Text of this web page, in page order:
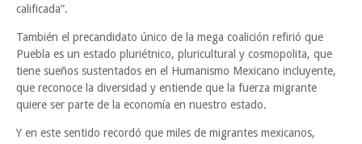
calificada”.
También el precandidato único de la mega coalición refirió que
Puebla es un estado pluriétnico, pluricultural y cosmopolita, que
tiene sueños sustentados en el Humanismo Mexicano incluyente,
que reconoce la diversidad y entiende que la fuerza migrante
quiere ser parte de la economía en nuestro estado.
Y en este sentido recordó que miles de migrantes mexicanos,